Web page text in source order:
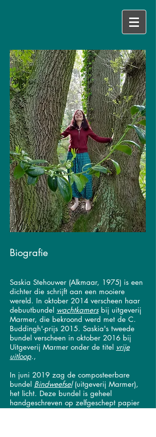
Biografie
Saskia Stehouwer (Alkmaar, 1975) is een
dichter die schrijft aan een mooiere
wereld. In oktober 2014 verscheen haar
debuutbundel wachtkamersbij uitgeverij
Marmer, die bekroond werd met de C.
Buddingh'-prijs 2015. Saskia's tweede
bundel verscheen in oktober 2016 bij
Uitgeverij Marmer onder de titel vrije
uitloop.,
In juni 2019 zag de composteerbare
bundel Bindweefsel(uitgeverij Marmer),
het licht. Deze bundel is geheel
handgeschreven op zelfgeschept papier